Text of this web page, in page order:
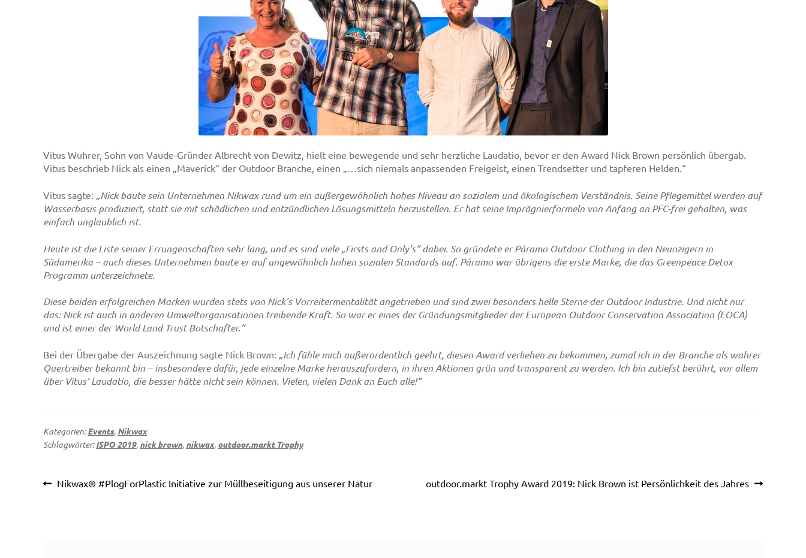
Vitus Wuhrer, Sohn von Vaude-Gründer Albrecht von Dewitz, hielt eine bewegende und sehr herzliche Laudatio, bevor er den Award Nick Brown persönlich übergab.
Vitus beschrieb Nick als einen „Maverick“ der Outdoor Branche, einen „…sich niemals anpassenden Freigeist, einen Trendsetter und tapferen Helden.“
Vitus sagte: „Nick baute sein Unternehmen Nikwax rund um ein außergewöhnlich hohes Niveau an sozialem und ökologischem Verständnis. Seine Pflegemittel werden auf
Wasserbasis produziert, statt sie mit schädlichen und entzündlichen Lösungsmitteln herzustellen. Er hat seine Imprägnierformeln von Anfang an PFC-frei gehalten, was
einfach unglaublich ist.
Heute ist die Liste seiner Errungenschaften sehr lang, und es sind viele „Firsts and Only’s“ dabei. So gründete er Páramo Outdoor Clothing in den Neunzigern in
Südamerika – auch dieses Unternehmen baute er auf ungewöhnlich hohen sozialen Standards auf. Páramo war übrigens die erste Marke, die das Greenpeace Detox
Programm unterzeichnete.
Diese beiden erfolgreichen Marken wurden stets von Nick’s Vorreitermentalität angetrieben und sind zwei besonders helle Sterne der Outdoor Industrie. Und nicht nur
das: Nick ist auch in anderen Umweltorganisationen treibende Kraft. So war er eines der Gründungsmitglieder der European Outdoor Conservation Association (EOCA)
und ist einer der World Land Trust Botschafter.“
Bei der Übergabe der Auszeichnung sagte Nick Brown: „Ich fühle mich außerordentlich geehrt, diesen Award verliehen zu bekommen, zumal ich in der Branche als wahrer
Quertreiber bekannt bin – insbesondere dafür, jede einzelne Marke herauszufordern, in ihren Aktionen grün und transparent zu werden. Ich bin zutiefst berührt, vor allem
über Vitus‘ Laudatio, die besser hätte nicht sein können. Vielen, vielen Dank an Euch alle!“
Kategorien:Events, Nikwax
Schlagwörter:ISPO 2019, nick brown, nikwax, outdoor.markt Trophy
Beitragsnavigation
Vorheriger
Nikwax® #PlogForPlastic Initiative zur Müllbeseitigung aus unserer Natur
Nächster
outdoor.markt Trophy Award 2019: Nick Brown ist Persönlichkeit des Jahres